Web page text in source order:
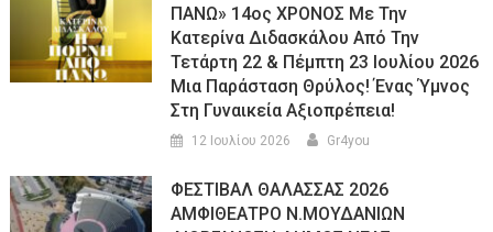
ΠΑΝΩ» 14ος ΧΡΟΝΟΣ Με Την
Κατερίνα Διδασκάλου Από Την
Τετάρτη 22 & Πέμπτη 23 Ιουλίου 2026
Μια Παράσταση Θρύλος! Ένας Ύμνος
Στη Γυναικεία Αξιοπρέπεια!
12 Ιουλίου 2026 Gr4you
ΦΕΣΤΙΒΑΛ ΘΑΛΑΣΣΑΣ 2026
ΑΜΦΙΘΕΑΤΡΟ Ν.ΜΟΥΔΑΝΙΩΝ